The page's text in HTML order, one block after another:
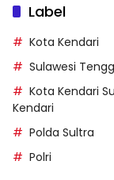
Label
Kota Kendari
Sulawesi
Kota Kendari
Kendari
Polda Sultra
Polri